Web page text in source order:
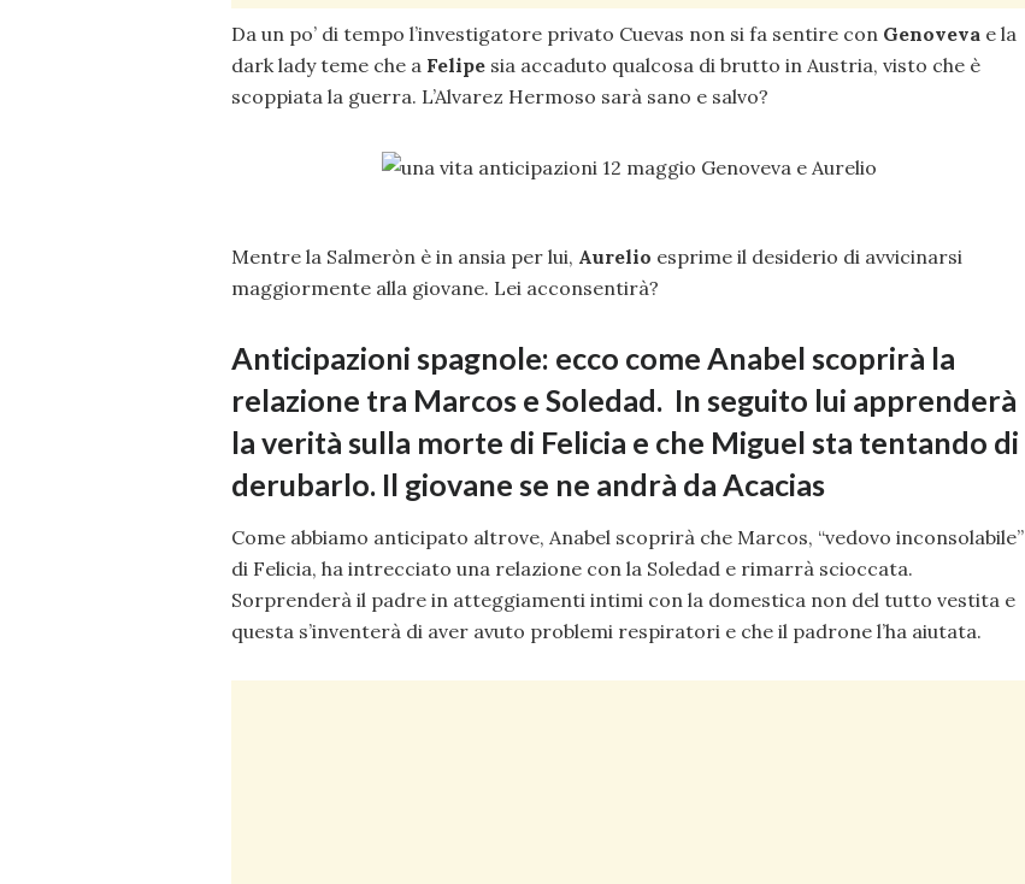
Da un po’ di tempo l’investigatore privato Cuevas non si fa sentire con Genoveva e la
dark lady teme che a Felipe sia accaduto qualcosa di brutto in Austria, visto che è
scoppiata la guerra. L’Alvarez Hermoso sarà sano e salvo?
Mentre la Salmeròn è in ansia per lui, Aurelio esprime il desiderio di avvicinarsi
maggiormente alla giovane. Lei acconsentirà?
Anticipazioni spagnole: ecco come Anabel scoprirà la
relazione tra Marcos e Soledad. In seguito lui apprenderà
la verità sulla morte di Felicia e che Miguel sta tentando di
derubarlo. Il giovane se ne andrà da Acacias
Come abbiamo anticipato altrove, Anabel scoprirà che Marcos, “vedovo inconsolabile”
di Felicia, ha intrecciato una relazione con la Soledad e rimarrà scioccata.
Sorprenderà il padre in atteggiamenti intimi con la domestica non del tutto vestita e
questa s’inventerà di aver avuto problemi respiratori e che il padrone l’ha aiutata.